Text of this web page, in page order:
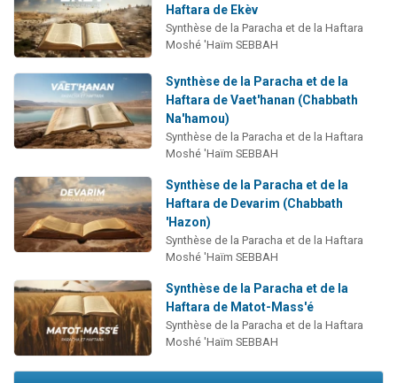
Haftara de Ekèv
Synthèse de la Paracha et de la Haftara
Moshé 'Haïm SEBBAH
Synthèse de la Paracha et de la
Haftara de Vaet'hanan (Chabbath
Na'hamou)
Synthèse de la Paracha et de la Haftara
Moshé 'Haïm SEBBAH
Synthèse de la Paracha et de la
Haftara de Devarim (Chabbath
'Hazon)
Synthèse de la Paracha et de la Haftara
Moshé 'Haïm SEBBAH
Synthèse de la Paracha et de la
Haftara de Matot-Mass'é
Synthèse de la Paracha et de la Haftara
Moshé 'Haïm SEBBAH